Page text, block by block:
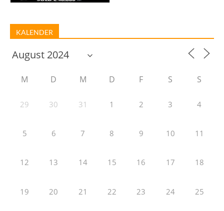
KALENDER
M D M D F S S
29 30 31 1 2 3 4
5 6 7 8 9 10 11
12 13 14 15 16 17 18
19 20 21 22 23 24 25